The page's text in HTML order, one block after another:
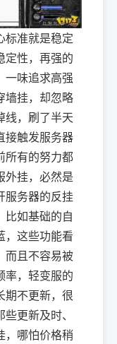
标准就是稳定
定性，再强的
一味追求高强
墙挂，却忽略
线，刷了半天
接触发服务器
所有的努力都
外挂，必然是
服务器的反挂
比如基础的自
，这些功能看
而且不容易被
率，轻变服的
期不更新，很
更新及时、
，哪怕价格稍